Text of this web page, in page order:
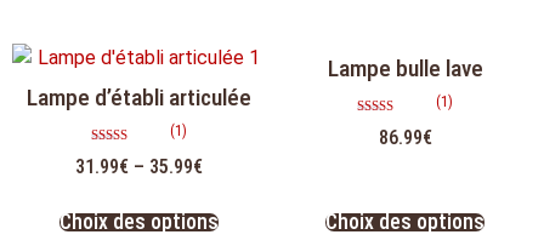
Lampe d’établi articulée
5.00
(1)
31.99€ – 35.99€
Choix des options
Lampe bulle lave
5.00
(1)
86.99€
Choix des options